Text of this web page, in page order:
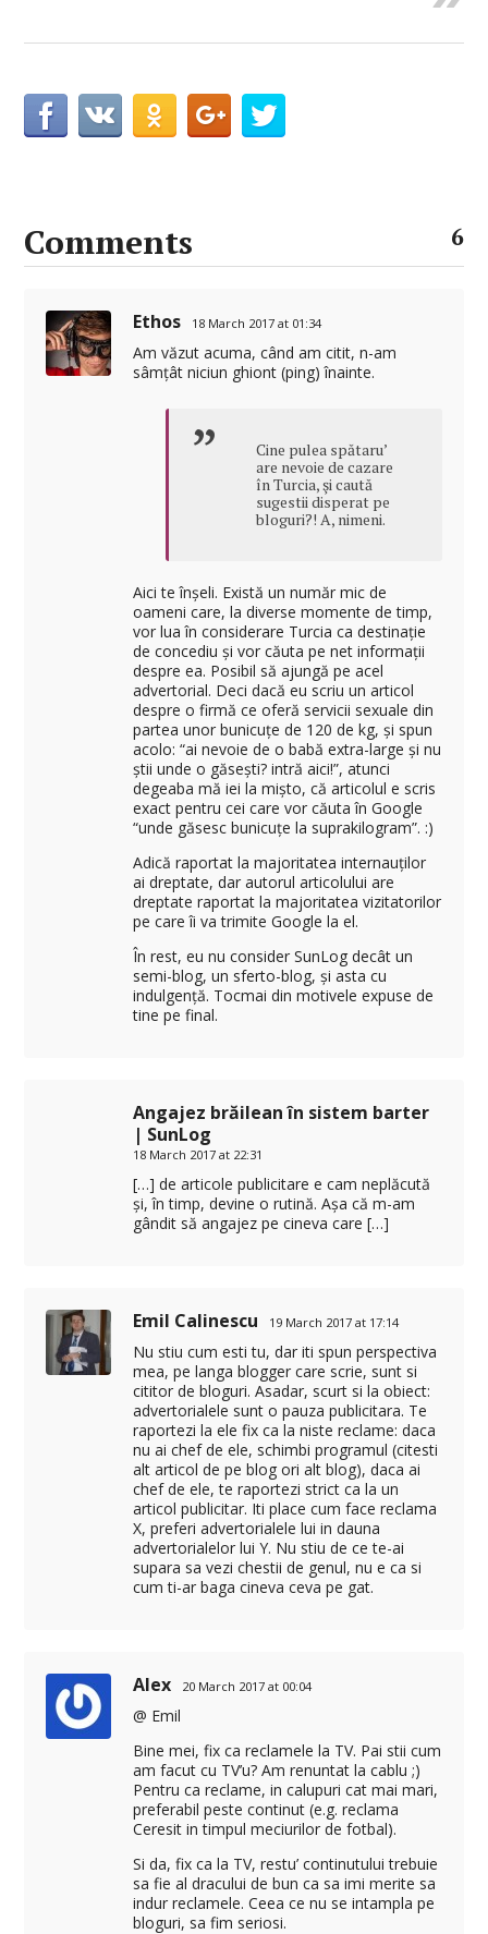
Comments 6
Ethos 18 March 2017 at 01:34
Am văzut acuma, când am citit, n-am
sâmțât niciun ghiont (ping) înainte.
Cine pulea spătaru’
are nevoie de cazare
în Turcia, şi caută
sugestii disperat pe
bloguri?! A, nimeni.
Aici te înșeli. Există un număr mic de
oameni care, la diverse momente de timp,
vor lua în considerare Turcia ca destinație
de concediu și vor căuta pe net informații
despre ea. Posibil să ajungă pe acel
advertorial. Deci dacă eu scriu un articol
despre o firmă ce oferă servicii sexuale din
partea unor bunicuțe de 120 de kg, și spun
acolo: “ai nevoie de o babă extra-large și nu
știi unde o găsești? intră aici!”, atunci
degeaba mă iei la mișto, că articolul e scris
exact pentru cei care vor căuta în Google
“unde găsesc bunicuțe la suprakilogram”. :)
Adică raportat la majoritatea internauților
ai dreptate, dar autorul articolului are
dreptate raportat la majoritatea vizitatorilor
pe care îi va trimite Google la el.
În rest, eu nu consider SunLog decât un
semi-blog, un sferto-blog, și asta cu
indulgență. Tocmai din motivele expuse de
tine pe final.
Angajez brăilean în sistem barter
| SunLog
18 March 2017 at 22:31
[…] de articole publicitare e cam neplăcută
și, în timp, devine o rutină. Așa că m-am
gândit să angajez pe cineva care […]
Emil Calinescu 19 March 2017 at 17:14
Nu stiu cum esti tu, dar iti spun perspectiva
mea, pe langa blogger care scrie, sunt si
cititor de bloguri. Asadar, scurt si la obiect:
advertorialele sunt o pauza publicitara. Te
raportezi la ele fix ca la niste reclame: daca
nu ai chef de ele, schimbi programul (citesti
alt articol de pe blog ori alt blog), daca ai
chef de ele, te raportezi strict ca la un
articol publicitar. Iti place cum face reclama
X, preferi advertorialele lui in dauna
advertorialelor lui Y. Nu stiu de ce te-ai
supara sa vezi chestii de genul, nu e ca si
cum ti-ar baga cineva ceva pe gat.
Alex 20 March 2017 at 00:04
@ Emil
Bine mei, fix ca reclamele la TV. Pai stii cum
am facut cu TV’u? Am renuntat la cablu ;)
Pentru ca reclame, in calupuri cat mai mari,
preferabil peste continut (e.g. reclama
Ceresit in timpul meciurilor de fotbal).
Si da, fix ca la TV, restu’ continutului trebuie
sa fie al dracului de bun ca sa imi merite sa
indur reclamele. Ceea ce nu se intampla pe
bloguri, sa fim seriosi.